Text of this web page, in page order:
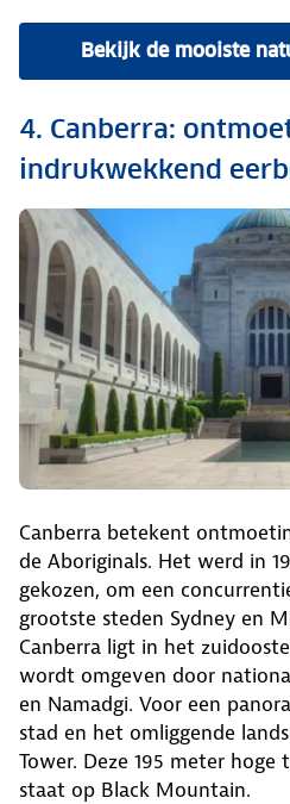
Bekijk de mooiste
4. Canberra:
indrukwekkend
Canberra betekent
de Aboriginals. Het werd in
gekozen, om een
grootste steden Sydney en
Canberra ligt in het
wordt omgeven door
en Namadgi. Voor een
stad en het omliggende
Tower. Deze 195 meter
staat op Black Mountain.